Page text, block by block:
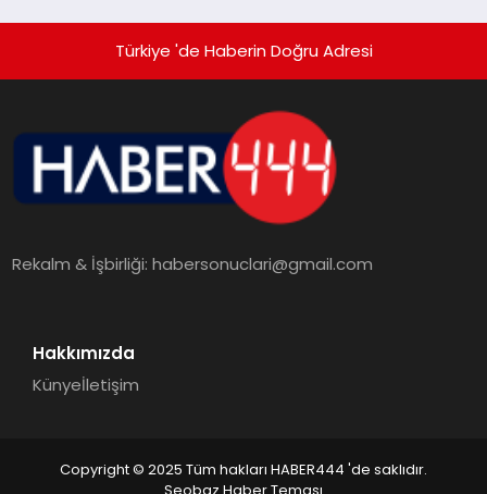
Türkiye 'de Haberin Doğru Adresi
Rekalm & İşbirliği:habersonuclari@gmail.com
Hakkımızda
Künyeİletişim
Copyright © 2025 Tüm hakları HABER444 'de saklıdır.
Seobaz Haber Teması